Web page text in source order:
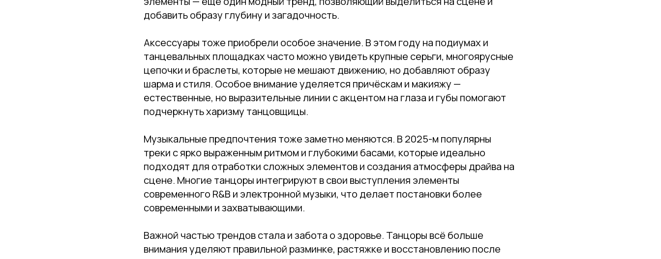
Телефон
Отправить
Нажимая на кнопку, вы даете согласие на обработку своих
Подробнее
добавить образу глубину и загадочность.
Аксессуары тоже приобрели особое значение. В этом году на подиумах и
танцевальных площадках часто можно увидеть крупные серьги, многоярусные
цепочки и браслеты, которые не мешают движению, но добавляют образу
шарма и стиля. Особое внимание уделяется причёскам и макияжу —
естественные, но выразительные линии с акцентом на глаза и губы помогают
подчеркнуть харизму танцовщицы.
Музыкальные предпочтения тоже заметно меняются. В 2025-м популярны
треки с ярко выраженным ритмом и глубокими басами, которые идеально
подходят для отработки сложных элементов и создания атмосферы драйва на
сцене. Многие танцоры интегрируют в свои выступления элементы
современного R&B и электронной музыки, что делает постановки более
современными и захватывающими.
Важной частью трендов стала и забота о здоровье. Танцоры всё больше
внимания уделяют правильной разминке, растяжке и восстановлению после